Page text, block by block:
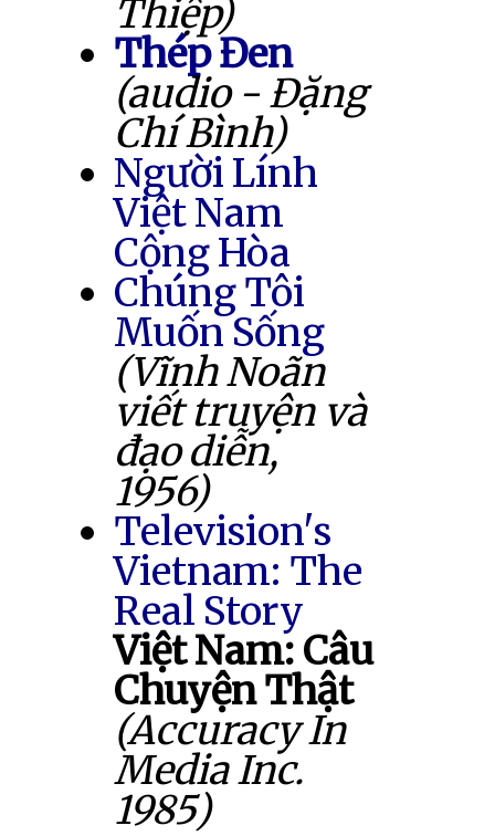
Thiệp)
Thép Đen
(audio - Đặng
Chí Bình)
Người Lính
Việt Nam
Cộng Hòa
Chúng Tôi
Muốn Sống
(Vĩnh Noãn
viết truyện và
đạo diễn,
1956)
Television's
Vietnam: The
Real Story
Việt Nam: Câu
Chuyện Thật
(Accuracy In
Media Inc.
1985)